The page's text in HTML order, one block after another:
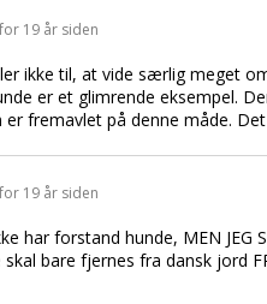
for 19 år siden
ikke til, at vide særlig meget
er et glimrende eksempel.
er fremavlet på denne måde.
for 19 år siden
har forstand hunde, MEN JEG
bare fjernes fra dansk jord